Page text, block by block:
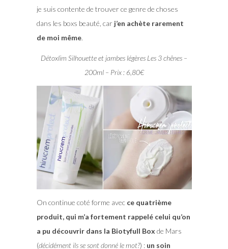
je suis contente de trouver ce genre de choses
dans les boxs beauté, car j’en achète rarement
de moi même.
Détoxlim Silhouette et jambes légères Les 3 chênes –
200ml – Prix : 6,80€
On continue coté forme avec ce quatrième
produit, qui m’a fortement rappelé celui qu’on
a pu découvrir dans la Biotyfull Box de Mars
(décidément ils se sont donné le mot?) :un soin